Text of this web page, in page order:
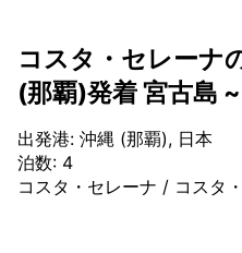
コスタ・セレーナ
(那覇)発着 宮古島
出発港: 沖縄 (那覇), 日本
泊数: 4
コスタ・セレーナ / コスタ